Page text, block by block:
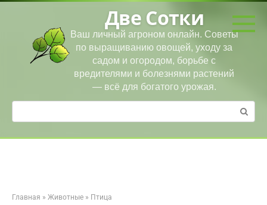
Перейти
Две Сотки
Ваш личный агроном онлайн. Советы
по выращиванию овощей, уходу за
садом и огородом, борьбе с
вредителями и болезнями растений
— всё для богатого урожая.
Поиск:
Главная » Животные » Птица